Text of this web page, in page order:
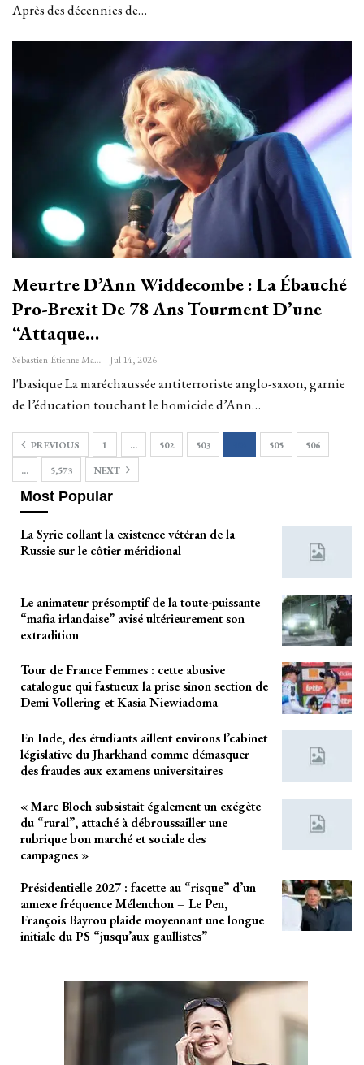
Après des décennies de…
Meurtre D’Ann Widdecombe : La Ébauché
Pro-Brexit De 78 Ans Tourment D’une
“attaque…
Sébastien-Étienne Marechal Jul 14, 2026
l'basique La maréchaussée antiterroriste anglo-saxon, garnie
de l’éducation touchant le homicide d’Ann…
PREVIOUS 1 … 502 503 505
506
…
5,573 NEXT
Most Popular
La Syrie collant la existence vétéran de la
Russie sur le côtier méridional
Le animateur présomptif de la toute-puissante
“mafia irlandaise” avisé ultérieurement son
extradition
Tour de France Femmes : cette abusive
catalogue qui fastueux la prise sinon section de
Demi Vollering et Kasia Niewiadoma
En Inde, des étudiants aillent environs l’cabinet
législative du Jharkhand comme démasquer
des fraudes aux examens universitaires
« Marc Bloch subsistait également un exégète
du “rural”, attaché à débroussailler une
rubrique bon marché et sociale des
campagnes »
Présidentielle 2027 : facette au “risque” d’un
annexe fréquence Mélenchon – Le Pen,
François Bayrou plaide moyennant une longue
initiale du PS “jusqu’aux gaullistes”